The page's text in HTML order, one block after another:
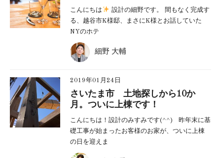
こんにちは
設計の細野です。 間もなく完成す
る、越谷市K様邸、まさにK様とお話していた
NYのホテ
細野 大輔
2019年01月24日
さいたま市 土地探しから10か
月。ついに上棟です！
こんにちは！設計のみすみです(^^) 昨年末に基
礎工事が始まったお客様のお家が、ついに上棟
の日を迎えま